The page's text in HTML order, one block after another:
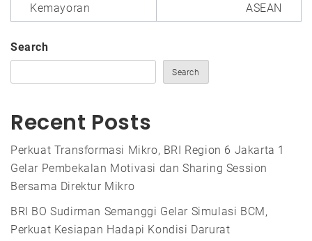
Kemayoran
ASEAN
Search
Search
Recent Posts
Perkuat Transformasi Mikro, BRI Region 6 Jakarta 1
Gelar Pembekalan Motivasi dan Sharing Session
Bersama Direktur Mikro
BRI BO Sudirman Semanggi Gelar Simulasi BCM,
Perkuat Kesiapan Hadapi Kondisi Darurat